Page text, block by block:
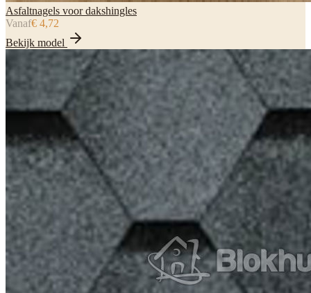
Asfaltnagels voor dakshingles
Vanaf€ 4,72
Bekijk model